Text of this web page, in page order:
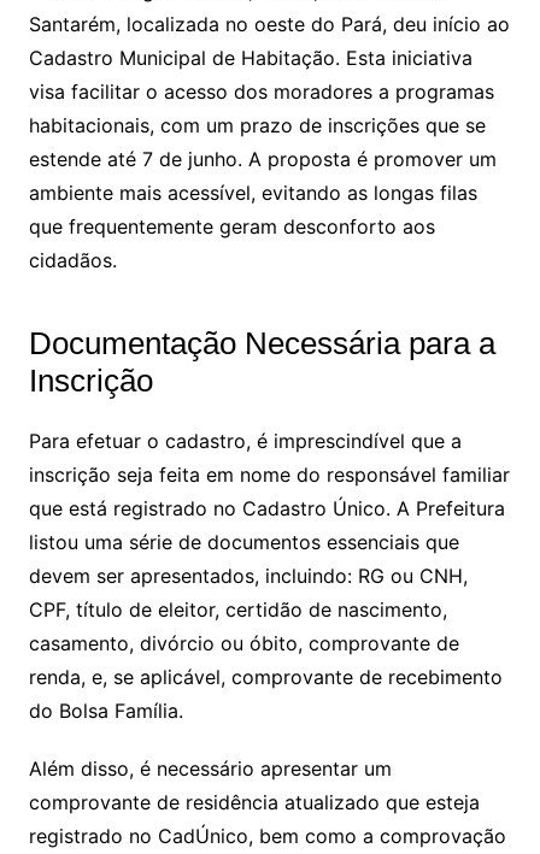
Santarém, localizada no oeste do Pará, deu início ao
Cadastro Municipal de Habitação. Esta iniciativa
visa facilitar o acesso dos moradores a programas
habitacionais, com um prazo de inscrições que se
estende até 7 de junho. A proposta é promover um
ambiente mais acessível, evitando as longas filas
que frequentemente geram desconforto aos
cidadãos.
Documentação Necessária para a
Inscrição
Para efetuar o cadastro, é imprescindível que a
inscrição seja feita em nome do responsável familiar
que está registrado no Cadastro Único. A Prefeitura
listou uma série de documentos essenciais que
devem ser apresentados, incluindo: RG ou CNH,
CPF, título de eleitor, certidão de nascimento,
casamento, divórcio ou óbito, comprovante de
renda, e, se aplicável, comprovante de recebimento
do Bolsa Família.
Além disso, é necessário apresentar um
comprovante de residência atualizado que esteja
registrado no CadÚnico, bem como a comprovação